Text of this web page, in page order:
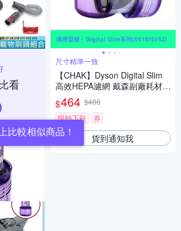
看
比較相似商品！
尺寸精準一致
【CHAK】Dyson Digital Slim
高效HEPA濾網 戴森副廠耗材配
件(適用SV18/SV52機型 2入組)
$464 $488
限時下殺
券
貨到通知我